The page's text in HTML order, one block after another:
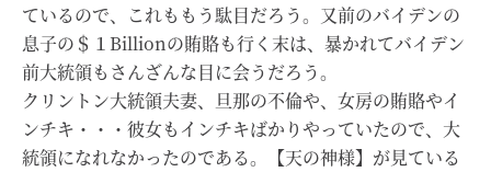
ているので、これももう駄目だろう。又前のバイデンの
息子の＄１Billionの賄賂も行く末は、暴かれてバイデン
前大統領もさんざんな目に会うだろう。
クリントン大統領夫妻、旦那の不倫や、女房の賄賂やイ
ンチキ・・・彼女もインチキばかりやっていたので、大
統領になれなかったのである。【天の神様】が見ている